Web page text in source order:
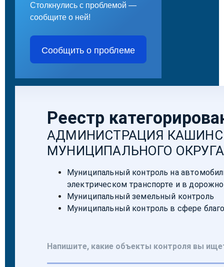
Столкнулись с проблемой —
сообщите о ней!
Сообщить о проблеме